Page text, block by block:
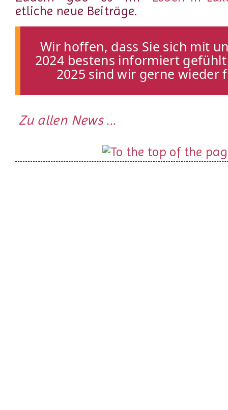
etliche neue Beiträge.
Wir hoffen, dass Sie sich mit
2024 bestens informiert
2025 sind wir gerne wieder
Zu allen News ...